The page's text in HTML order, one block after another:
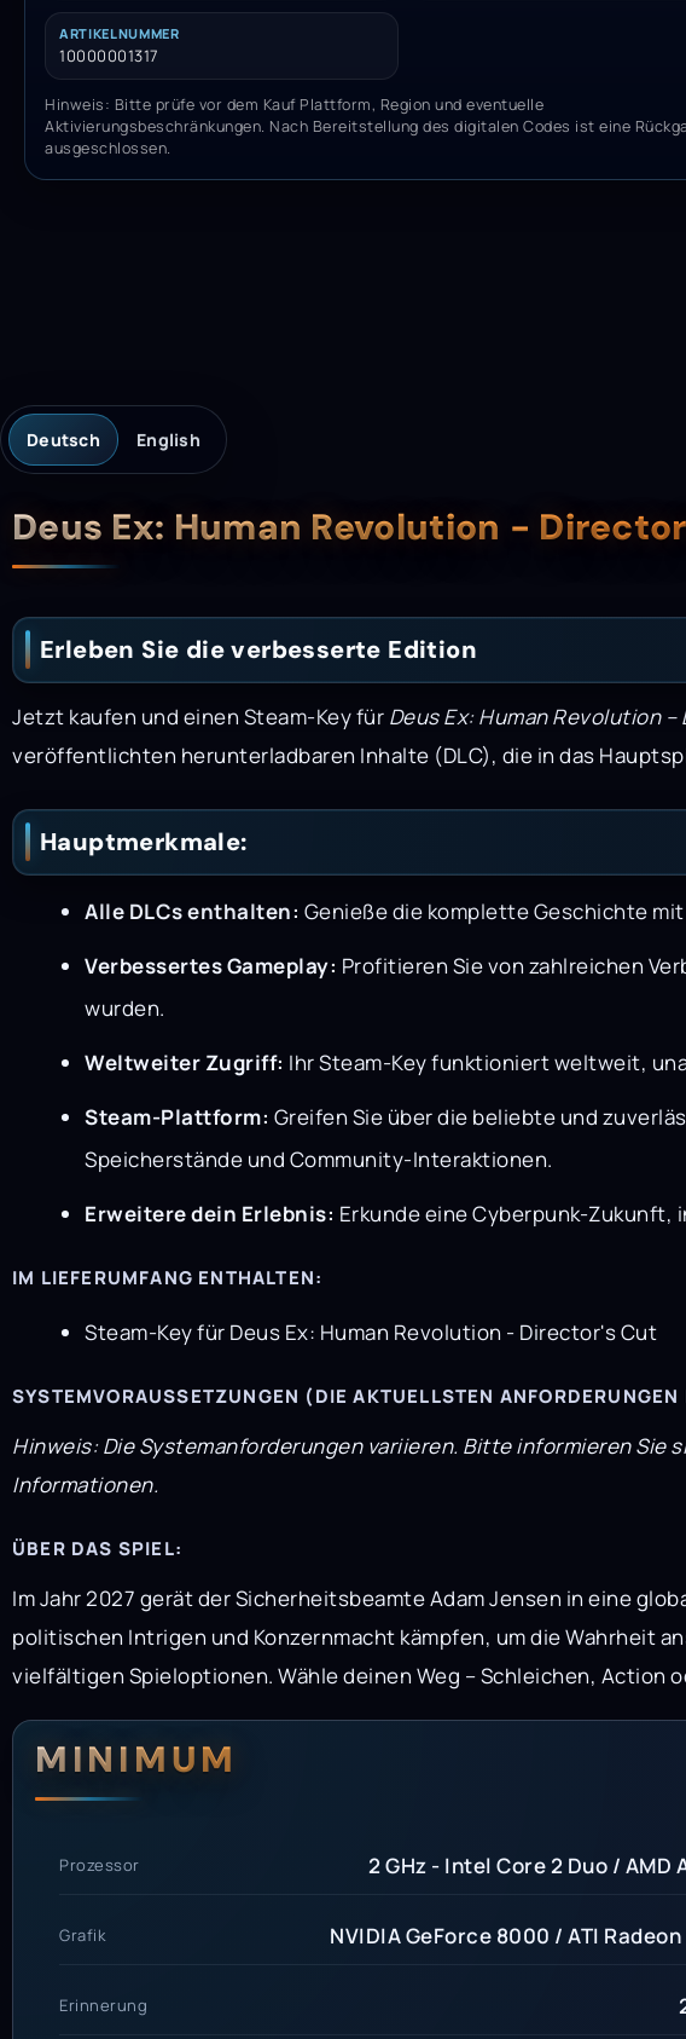
ARTIKELNUMMER
10000001317
Hinweis: Bitte prüfe vor dem Kauf Plattform, Region und eventuelle
Aktivierungsbeschränkungen. Nach Bereitstellung des digitalen Codes ist eine
ausgeschlossen.
Deutsch English
Beschreibung
Deus Ex: Human Revolution -
Erleben Sie die verbesserte Edition
Jetzt kaufen und einen Steam-Key für Deus Ex: Human Revolution
veröffentlichten herunterladbaren Inhalte (DLC), die in das
Hauptmerkmale:
Alle DLCs enthalten: Genieße die komplette Geschichte
Verbessertes Gameplay: Profitieren Sie von zahlreichen
wurden.
Weltweiter Zugriff: Ihr Steam-Key funktioniert weltweit,
Steam-Plattform: Greifen Sie über die beliebte und
Speicherstände und Community-Interaktionen.
Erweitere dein Erlebnis: Erkunde eine Cyberpunk-Zukunft,
IM LIEFERUMFANG ENTHALTEN:
Steam-Key für Deus Ex: Human Revolution - Director's Cut
SYSTEMVORAUSSETZUNGEN (DIE AKTUELLSTEN
Hinweis: Die Systemanforderungen variieren. Bitte informieren Sie
Informationen.
ÜBER DAS SPIEL:
Im Jahr 2027 gerät der Sicherheitsbeamte Adam Jensen in eine
politischen Intrigen und Konzernmacht kämpfen, um die Wahrheit
vielfältigen Spieloptionen. Wähle deinen Weg – Schleichen, Action
MINIMUM
Prozessor 2 GHz - Intel Core 2 Duo / AMD
Grafik NVIDIA GeForce 8000 / ATI
Erinnerung